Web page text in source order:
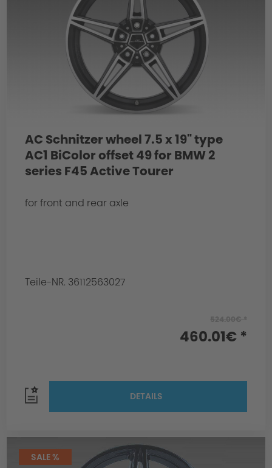
AC Schnitzer wheel 7.5 x 19" type
AC1 BiColor offset 49 for BMW 2
series F45 Active Tourer
for front and rear axle
Teile-NR. 36112563027
460.01€ *
DETAILS
SALE %